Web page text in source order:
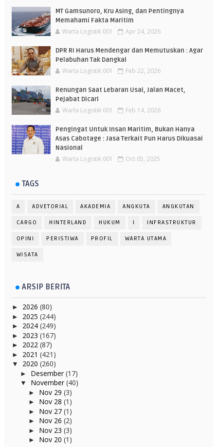
MT Gamsunoro, Kru Asing, dan Pentingnya
Memahami Fakta Maritim
Warta Logistik 001 Apr 24, 2026
DPR RI Harus Mendengar dan Memutuskan : Agar
Pelabuhan Tak Dangkal
Warta Logistik 001 Feb 22, 2026
Renungan Saat Lebaran Usai, Jalan Macet,
Pejabat Dicari
Warta Logistik 001 Feb 14, 2026
Pengingat Untuk Insan Maritim, Bukan Hanya
Asas Cabotage : Jasa Terkait Pun Harus Dikuasai
Nasional
Warta Logistik 001 Oct 05, 2025
TAGS
A ADVETORIAL AKADEMIA ANGKUTA ANGKUTAN
CARGO HINTERLAND HUKUM I INFRASTRUKTUR
OPINI PERISTIWA PROFIL WARTA UTAMA
WISATA
ARSIP BERITA
► 2026 (80)
► 2025 (244)
► 2024 (249)
► 2023 (167)
► 2022 (87)
► 2021 (421)
▼ 2020 (260)
► Desember(17)
▼ November(40)
► Nov 29 (3)
► Nov 28 (1)
► Nov 27 (1)
► Nov 26 (2)
► Nov 23 (3)
► Nov 20 (1)